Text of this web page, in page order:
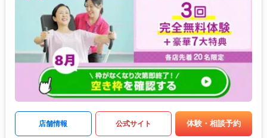
店舗情報 公式サイト 体験・相談予約